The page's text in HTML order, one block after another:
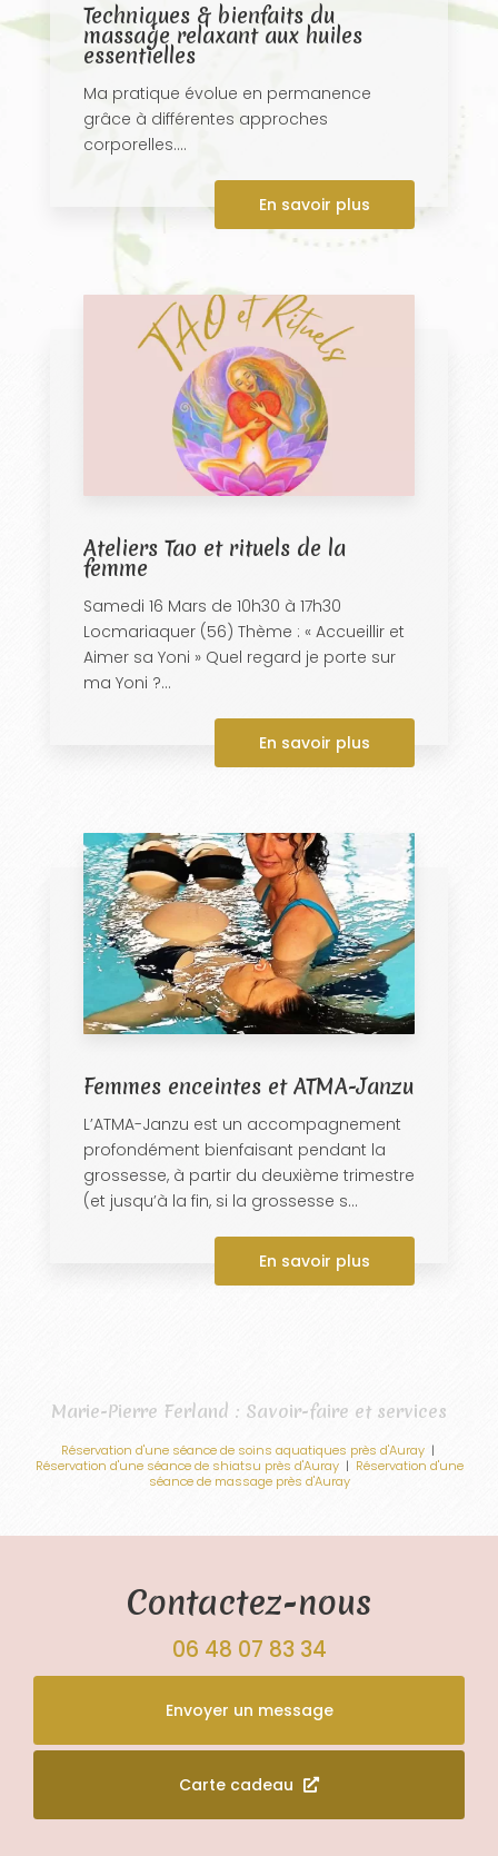
Techniques & bienfaits du
massage relaxant aux huiles
essentielles
Ma pratique évolue en permanence
grâce à différentes approches
corporelles....
En savoir plus
Ateliers Tao et rituels de la
femme
Samedi 16 Mars de 10h30 à 17h30
Locmariaquer (56) Thème : « Accueillir et
Aimer sa Yoni » Quel regard je porte sur
ma Yoni ?...
En savoir plus
Femmes enceintes et ATMA-Janzu
L’ATMA-Janzu est un accompagnement
profondément bienfaisant pendant la
grossesse, à partir du deuxième trimestre
(et jusqu’à la fin, si la grossesse s...
En savoir plus
Marie-Pierre Ferland : Savoir-faire et services
Réservation d'une séance de soins aquatiques près d'Auray|
Réservation d'une séance de shiatsu près d'Auray| Réservation d'une
séance de massage près d'Auray
Contactez-nous
06 48 07 83 34
Envoyer un message
Carte cadeau